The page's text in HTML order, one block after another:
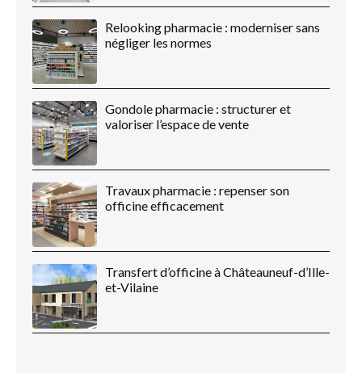
Relooking pharmacie : moderniser sans
négliger les normes
Gondole pharmacie : structurer et
valoriser l’espace de vente
Travaux pharmacie : repenser son
officine efficacement
Transfert d’officine à Châteauneuf-d’Ille-
et-Vilaine